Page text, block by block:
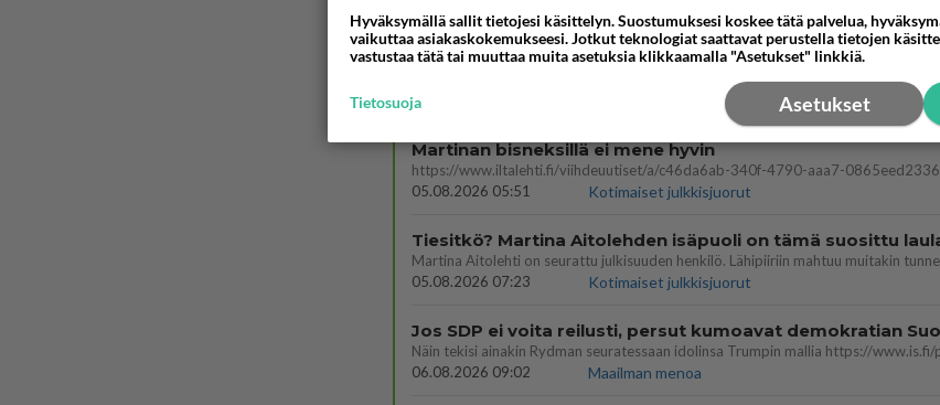
LUETUIMMAT KESKUSTELUT
PÄIVÄ
Martinan bisneksillä ei mene hyvin
05.08.2026 05:51
Kotimaiset julkkisjuorut
Tiesitkö? Martina Aitolehden isäpuoli on tämä suosittu
05.08.2026 07:23
Kotimaiset julkkisjuorut
Jos SDP ei voita reilusti, persut kumoavat demokratian
06.08.2026 09:02
Maailman menoa
Hyväksymällä sallit tietojesi käsittelyn. Suostumuksesi koskee tätä palvelua,
vaikuttaa asiakaskokemukseesi. Jotkut teknologiat saattavat perustella tietojen
vastustaa tätä tai muuttaa muita asetuksia klikkaamalla "Asetukset" linkkiä.
Asetukset
Tietosuoja